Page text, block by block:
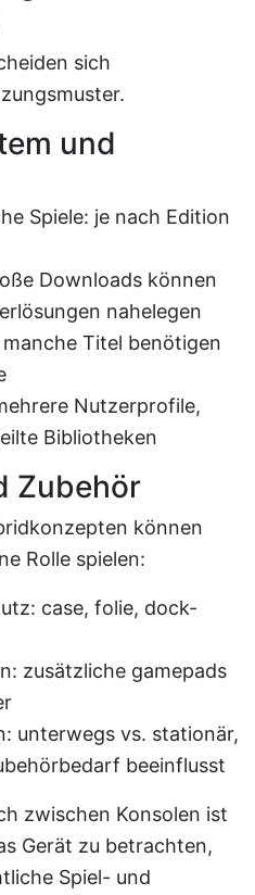
sich
und
Spiele: je nach Edition
Downloads können
nahelegen
Titel benötigen
Nutzerprofile,
Bibliotheken
Zubehör
können
Rolle spielen:
case, folie, dock-
zusätzliche gamepads
unterwegs vs. stationär,
beeinflusst
zwischen Konsolen ist
Gerät zu betrachten,
Spiel- und